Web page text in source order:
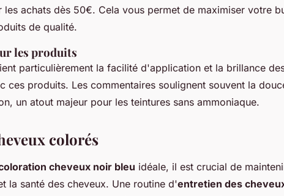
les achats dès 50€. Cela vous permet de maximiser votre
de qualité.
les produits
particulièrement la facilité d'application et la brillance
ces produits. Les commentaires soulignent souvent la
un atout majeur pour les teintures sans ammoniaque.
colorés
cheveux noir bleu idéale, il est crucial de
la santé des cheveux. Une routine d'entretien des